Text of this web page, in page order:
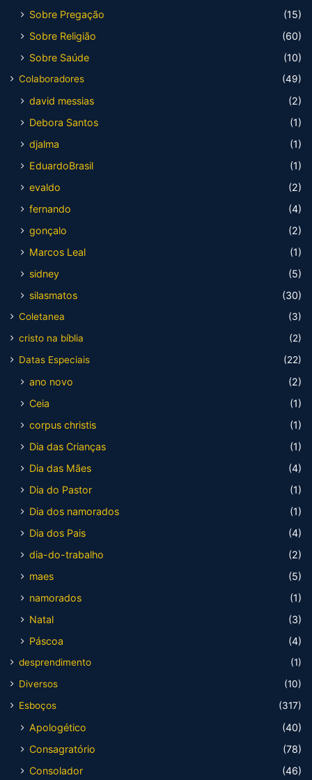
Sobre Pregação
(15)
Sobre Religião
(60)
Sobre Saúde
(10)
Colaboradores (49)
david messias
(2)
Debora Santos
(1)
djalma
(1)
EduardoBrasil
(1)
evaldo
(2)
fernando
(4)
gonçalo
(2)
Marcos Leal
(1)
sidney
(5)
silasmatos
(30)
Coletanea
(3)
cristo na bíblia
(2)
Datas Especiais
(22)
ano novo
(2)
Ceia
(1)
corpus christis
(1)
Dia das Crianças
(1)
Dia das Mães
(4)
Dia do Pastor
(1)
Dia dos namorados
(1)
Dia dos Pais
(4)
dia-do-trabalho
(2)
maes
(5)
namorados
(1)
Natal
(3)
Páscoa
(4)
desprendimento
(1)
Diversos
(10)
Esboços
(317)
Apologético
(40)
Consagratório
(78)
Consolador
(46)